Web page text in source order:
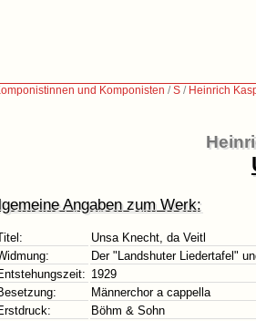
und Komponisten /S / Heinrich
Angaben zum Werk:
Unsa Knecht, da Veitl
Der "Landshuter Liedertafel"
1929
Männerchor a cappella
Böhm & Sohn